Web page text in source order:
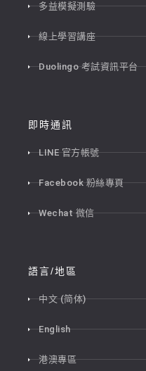
多益模擬測驗
線上學習講座
Duolingo 考試資訊平台
即時通訊
LINE 官方帳號
Facebook 粉絲專頁
Wechat 微信
語言/地區
中文 (简体)
English
港澳專區